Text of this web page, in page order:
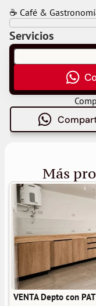
☕ Café &
Servicios
Más
VENTA Depto con